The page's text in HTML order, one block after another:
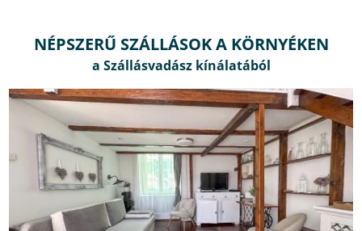
NÉPSZERŰ SZÁLLÁSOK A KÖRNYÉKEN